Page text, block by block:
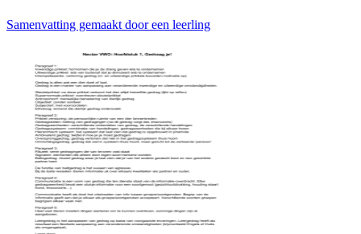
Samenvatting gemaakt door een leerling